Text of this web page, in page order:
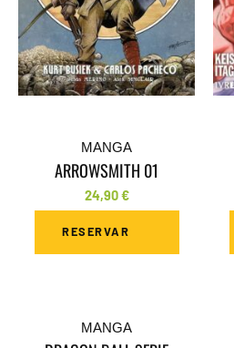
MANGA
ARROWSMITH 01
24,90€
RESERVAR
MANGA